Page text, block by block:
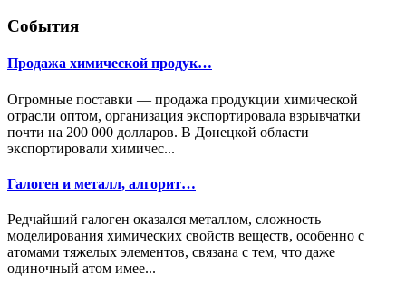
События
Продажа химической продук…
Огромные поставки — продажа продукции химической
отрасли оптом, организация экспортировала взрывчатки
почти на 200 000 долларов. В Донецкой области
экспортировали химичес...
Галоген и металл, алгорит…
Редчайший галоген оказался металлом, сложность
моделирования химических свойств веществ, особенно с
атомами тяжелых элементов, связана с тем, что даже
одиночный атом имее...